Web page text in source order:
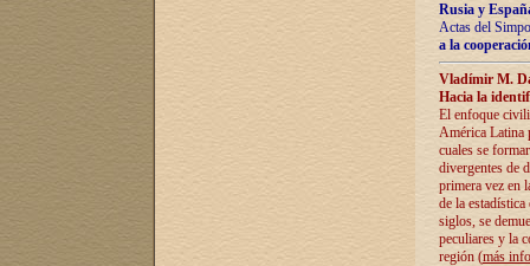
Rusia y
Actas del
a la
Vladímir M.
Hacia la
El enfoque
América Latina
cuales se
divergentes de
primera vez en
de la
siglos, se
peculiares y la
región (más